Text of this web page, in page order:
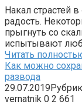
Накал страстей
радость.
прыгнуть со
испытывают
Читать
Как можно
развода
29.07.2019
vernatnik 0 2 661